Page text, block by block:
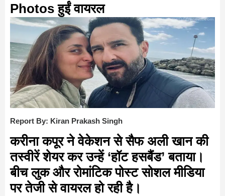
Photos हुईं वायरल
Report By: Kiran Prakash Singh
करीना कपूर ने वेकेशन से सैफ अली खान की
तस्वीरें शेयर कर उन्हें ‘हॉट हसबैंड’ बताया।
बीच लुक और रोमांटिक पोस्ट सोशल मीडिया
पर तेजी से वायरल हो रही है।